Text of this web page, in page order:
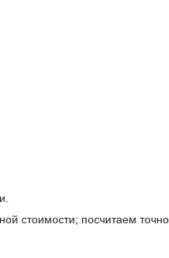
стоимости; посчитаем